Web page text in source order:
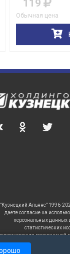
119
Обычная цена
Альянс" 1996-
даете согласие на
персональных данных
статистических
релевантной